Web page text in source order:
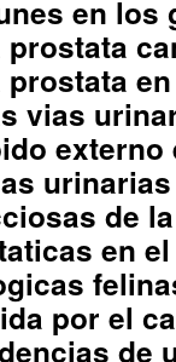
en los
vias
de
en
por el
de